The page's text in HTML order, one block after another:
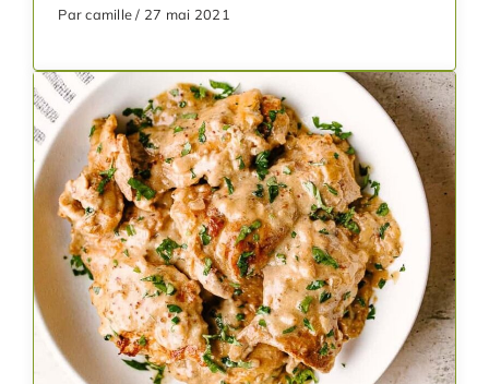
Par camille / 27 mai 2021